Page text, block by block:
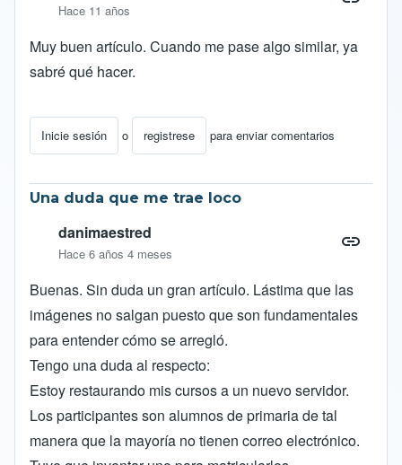
Hace 11 años
Muy buen artículo. Cuando me pase algo similar, ya
sabré qué hacer.
Inicie sesión o registrese para enviar comentarios
Una duda que me trae loco
danimaestred
Hace 6 años 4 meses
Buenas. Sin duda un gran artículo. Lástima que las
imágenes no salgan puesto que son fundamentales
para entender cómo se arregló.
Tengo una duda al respecto:
Estoy restaurando mis cursos a un nuevo servidor.
Los participantes son alumnos de primaria de tal
manera que la mayoría no tienen correo electrónico.